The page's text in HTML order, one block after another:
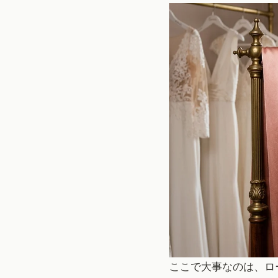
ここで大事なのは、